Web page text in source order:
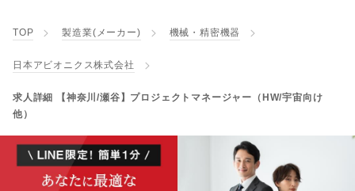
TOP 製造業(メーカー) 機械・精密機器
日本アビオニクス株式会社
求人詳細 【神奈川/瀬谷】プロジェクトマネージャー（HW/宇宙向け
他）